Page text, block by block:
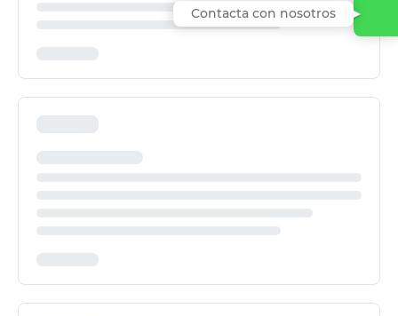
Contacta con nosotros